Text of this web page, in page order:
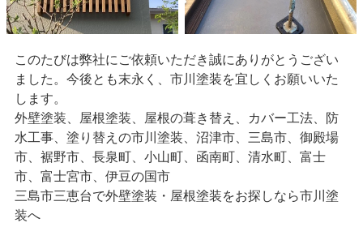
このたびは弊社にご依頼いただき誠にありがとうござい
ました。今後とも末永く、市川塗装を宜しくお願いいた
します。
外壁塗装、屋根塗装、屋根の葺き替え、カバー工法、防
水工事、塗り替えの市川塗装、沼津市、三島市、御殿場
市、裾野市、長泉町、小山町、函南町、清水町、富士
市、富士宮市、伊豆の国市
三島市三恵台で外壁塗装・屋根塗装をお探しなら市川塗
装へ